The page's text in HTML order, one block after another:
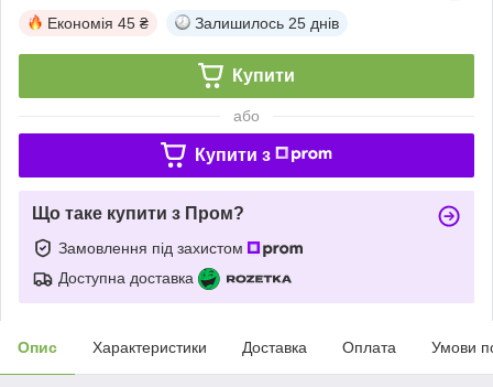
Економія 45 ₴ Залишилось 25 днів
Купити
або
Купити з
Що таке купити з Пром?
Замовлення під захистом
Доступна доставка
Опис Характеристики Доставка Оплата Умови